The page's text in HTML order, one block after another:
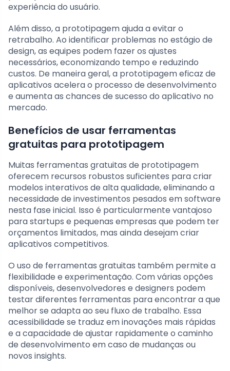
experiência do usuário.
Além disso, a prototipagem ajuda a evitar o
retrabalho. Ao identificar problemas no estágio de
design, as equipes podem fazer os ajustes
necessários, economizando tempo e reduzindo
custos. De maneira geral, a prototipagem eficaz de
aplicativos acelera o processo de desenvolvimento
e aumenta as chances de sucesso do aplicativo no
mercado.
Benefícios de usar ferramentas
gratuitas para prototipagem
Muitas ferramentas gratuitas de prototipagem
oferecem recursos robustos suficientes para criar
modelos interativos de alta qualidade, eliminando a
necessidade de investimentos pesados em software
nesta fase inicial. Isso é particularmente vantajoso
para startups e pequenas empresas que podem ter
orçamentos limitados, mas ainda desejam criar
aplicativos competitivos.
O uso de ferramentas gratuitas também permite a
flexibilidade e experimentação. Com várias opções
disponíveis, desenvolvedores e designers podem
testar diferentes ferramentas para encontrar a que
melhor se adapta ao seu fluxo de trabalho. Essa
acessibilidade se traduz em inovações mais rápidas
e a capacidade de ajustar rapidamente o caminho
de desenvolvimento em caso de mudanças ou
novos insights.